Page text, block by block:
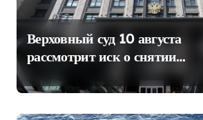
Верховный суд 10 августа
рассмотрит иск о снятии
«Яблока» с выборов в Госдуму